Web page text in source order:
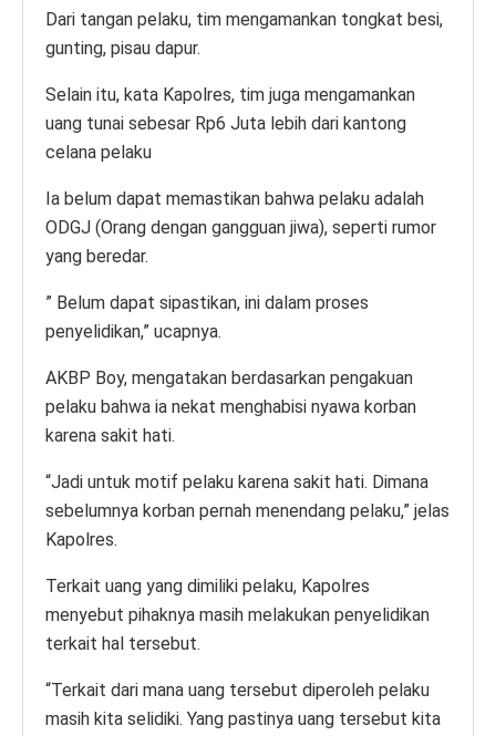
Dari tangan pelaku, tim mengamankan tongkat besi,
gunting, pisau dapur.
Selain itu, kata Kapolres, tim juga mengamankan
uang tunai sebesar Rp6 Juta lebih dari kantong
celana pelaku
Ia belum dapat memastikan bahwa pelaku adalah
ODGJ (Orang dengan gangguan jiwa), seperti rumor
yang beredar.
” Belum dapat sipastikan, ini dalam proses
penyelidikan,” ucapnya.
AKBP Boy, mengatakan berdasarkan pengakuan
pelaku bahwa ia nekat menghabisi nyawa korban
karena sakit hati.
“Jadi untuk motif pelaku karena sakit hati. Dimana
sebelumnya korban pernah menendang pelaku,” jelas
Kapolres.
Terkait uang yang dimiliki pelaku, Kapolres
menyebut pihaknya masih melakukan penyelidikan
terkait hal tersebut.
“Terkait dari mana uang tersebut diperoleh pelaku
masih kita selidiki. Yang pastinya uang tersebut kita